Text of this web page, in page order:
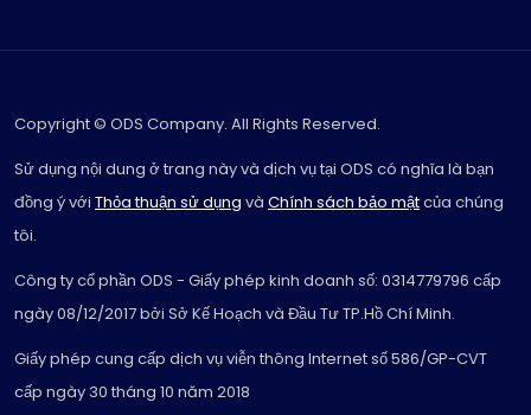
Copyright © ODS Company. All Rights Reserved.
Sử dụng nội dung ở trang này và dịch vụ tại ODS có nghĩa là bạn
đồng ý với Thỏa thuận sử dụng và Chính sách bảo mậtcủa chúng
tôi.
Công ty cổ phần ODS - Giấy phép kinh doanh số: 0314779796 cấp
ngày 08/12/2017 bởi Sở Kế Hoạch và Đầu Tư TP.Hồ Chí Minh.
Giấy phép cung cấp dịch vụ viễn thông Internet số 586/GP-CVT
cấp ngày 30 tháng 10 năm 2018